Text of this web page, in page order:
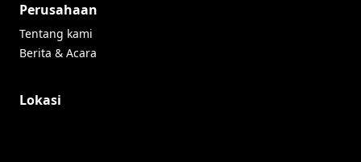
Perusahaan
Tentang kami
Berita & Acara
Lokasi